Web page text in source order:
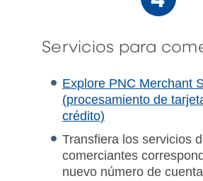
Servicios para
Explore PNC Merchant
(procesamiento de
crédito)
Transfiera los servicios
comerciantes
nuevo número de